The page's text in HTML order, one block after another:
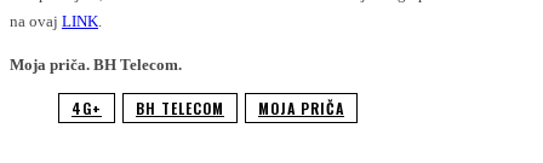
na ovaj LINK.
Moja priča. BH Telecom.
4G+ BH TELECOM MOJA PRIČA